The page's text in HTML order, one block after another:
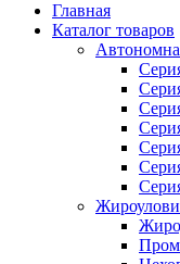
Главная
Каталог товаров